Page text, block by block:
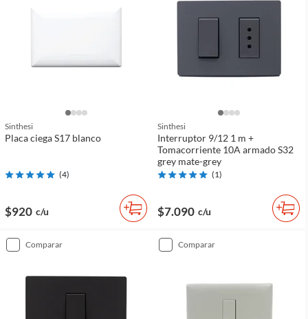
Sinthesi
Placa ciega S17 blanco
(4)
$920 c/u
Sinthesi
Interruptor 9/12 1 m +
Tomacorriente 10A armado S32
grey mate-grey
(1)
$7.090 c/u
comparar comparar